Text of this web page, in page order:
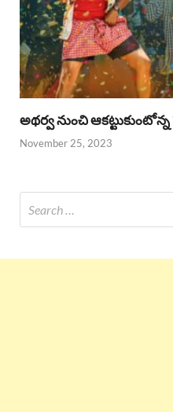
అథర్వ నుంచి
November 25, 2023